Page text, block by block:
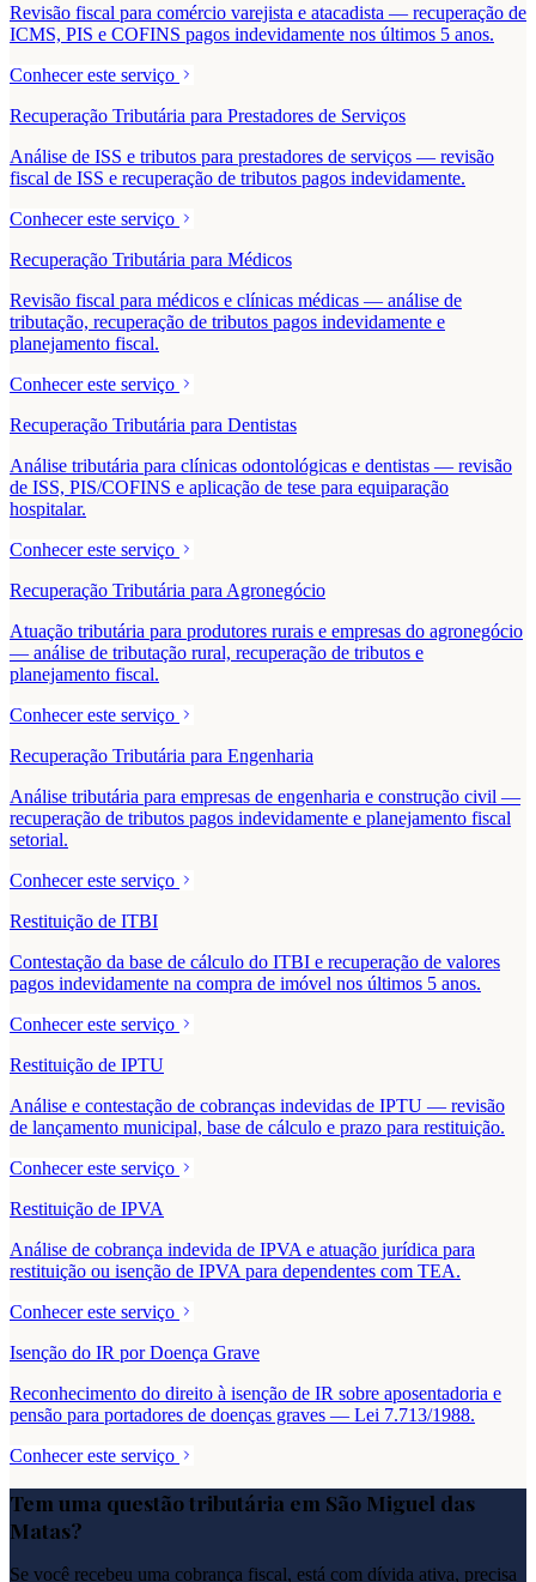
Revisão fiscal para comércio varejista e atacadista — recuperação de
ICMS, PIS e COFINS pagos indevidamente nos últimos 5 anos.
Conhecer este serviço
Recuperação Tributária para Prestadores de Serviços
Análise de ISS e tributos para prestadores de serviços — revisão
fiscal de ISS e recuperação de tributos pagos indevidamente.
Conhecer este serviço
Recuperação Tributária para Médicos
Revisão fiscal para médicos e clínicas médicas — análise de
tributação, recuperação de tributos pagos indevidamente e
planejamento fiscal.
Conhecer este serviço
Recuperação Tributária para Dentistas
Análise tributária para clínicas odontológicas e dentistas — revisão
de ISS, PIS/COFINS e aplicação de tese para equiparação
hospitalar.
Conhecer este serviço
Recuperação Tributária para Agronegócio
Atuação tributária para produtores rurais e empresas do agronegócio
— análise de tributação rural, recuperação de tributos e
planejamento fiscal.
Conhecer este serviço
Recuperação Tributária para Engenharia
Análise tributária para empresas de engenharia e construção civil —
recuperação de tributos pagos indevidamente e planejamento fiscal
setorial.
Conhecer este serviço
Restituição de ITBI
Contestação da base de cálculo do ITBI e recuperação de valores
pagos indevidamente na compra de imóvel nos últimos 5 anos.
Conhecer este serviço
Restituição de IPTU
Análise e contestação de cobranças indevidas de IPTU — revisão
de lançamento municipal, base de cálculo e prazo para restituição.
Conhecer este serviço
Restituição de IPVA
Análise de cobrança indevida de IPVA e atuação jurídica para
restituição ou isenção de IPVA para dependentes com TEA.
Conhecer este serviço
Isenção do IR por Doença Grave
Reconhecimento do direito à isenção de IR sobre aposentadoria e
pensão para portadores de doenças graves — Lei 7.713/1988.
Conhecer este serviço
Tem uma questão tributária em São Miguel das
Matas?
Se você recebeu uma cobrança fiscal, está com dívida ativa, precisa